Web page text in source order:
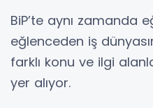
BiP’te aynı zamanda
eğlenceden iş
farklı konu ve ilgi
yer alıyor.